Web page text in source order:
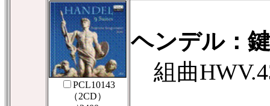
PCL10143
（2CD）
ヘンデル：
組曲